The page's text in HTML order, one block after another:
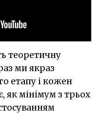
теоретичну
ми якраз
етапу і кожен
як мінімум з трьох